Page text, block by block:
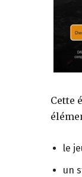
Cette
le
un